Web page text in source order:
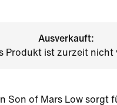
Ausverkauft:
Produkt ist zurzeit nicht
Son of Mars Low sorgt